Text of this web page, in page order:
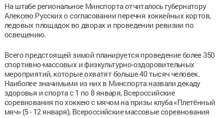
На штабе региональное Минспорта отчиталось губернатору
Алексею Русских о согласовании перечня хоккейных кортов,
ледовых площадок во дворах и проведении ревизии по
освещению.
Всего предстоящей зимой планируется проведение более 350
спортивно-массовых и физкультурно-оздоровительных
мероприятий, которые охватят больше 40 тысяч человек.
Наиболее значимыми из них в Минспорта назвали декаду
здоровья и спорта с 1 по 8 января, Всероссийские
соревнования по хоккею с мячом на призы клуба «Плетённый
мяч» (5 - 12 января), Всероссийские массовые соревнования